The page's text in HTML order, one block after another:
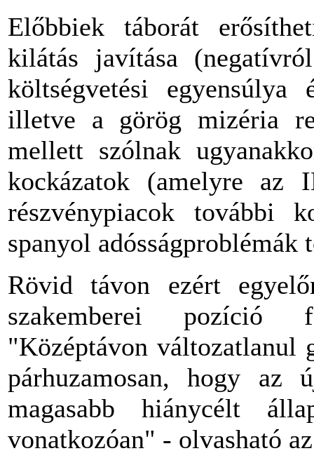
Előbbiek táborát
kilátás javítása
költségvetési egyensúlya
illetve a görög mizéria
mellett szólnak
kockázatok (amelyre
részvénypiacok további
spanyol adósságproblémák
Rövid távon ezért
szakemberei pozíció
"Középtávon változatlanul
párhuzamosan, hogy
magasabb hiánycélt
vonatkozóan" - olvasható